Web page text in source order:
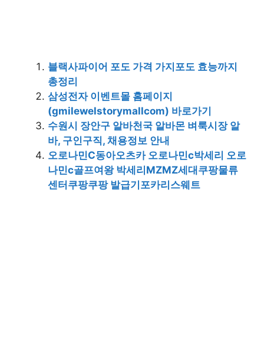
블랙사파이어 포도 가격 가지포도 효능까지
총정리
삼성전자 이벤트몰 홈페이지
(gmilewelstorymallcom) 바로가기
수원시 장안구 알바천국 알바몬 벼룩시장 알
바, 구인구직, 채용정보 안내
오로나민C동아오츠카 오로나민c박세리 오로
나민c골프여왕 박세리MZMZ세대쿠팡물류
센터쿠팡쿠팡 발급기포카리스웨트